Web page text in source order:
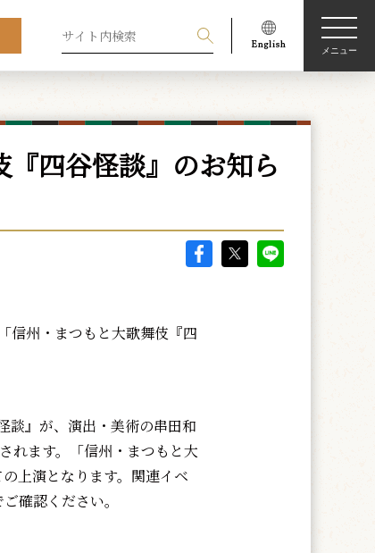
メニュー
四谷怪談』のお知ら
信州・まつもと大歌舞伎『四
談』が、演出・美術の串田和
れます。「信州・まつもと大
上演となります。関連イベ
ご確認ください。